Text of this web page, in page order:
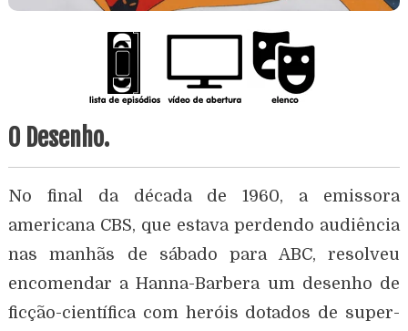
O Desenho.
No final da década de 1960, a emissora
americana CBS, que estava perdendo audiência
nas manhãs de sábado para ABC, resolveu
encomendar a Hanna-Barbera um desenho de
ficção-científica com heróis dotados de super-